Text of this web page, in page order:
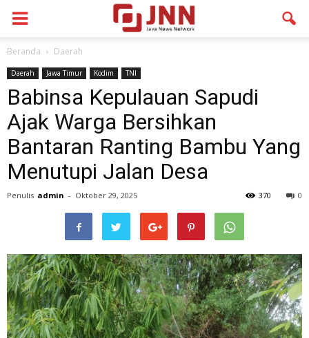
Beranda Daerah
Daerah Jawa Timur Kodim TNI
Babinsa Kepulauan Sapudi
Ajak Warga Bersihkan
Bantaran Ranting Bambu Yang
Menutupi Jalan Desa
Penulis admin - Oktober 29, 2025 0
370